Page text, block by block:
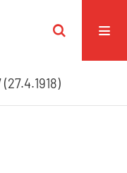
(27.4.1918)